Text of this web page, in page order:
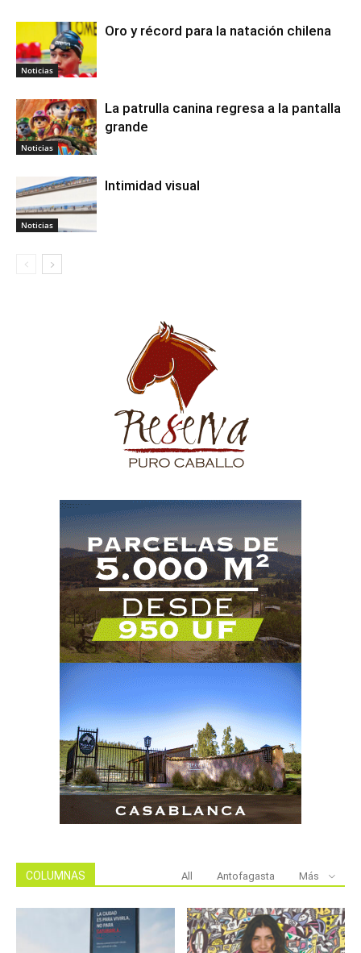
Noticias
Oro y récord para la natación chilena
Noticias
La patrulla canina regresa a la pantalla
grande
Noticias
Intimidad visual
COLUMNAS All Antofagasta Más